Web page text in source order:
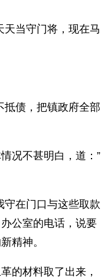
天当守门将，现在马
抵债，把镇政府全部
况不甚明白，道：”
守在门口与这些取款
公室的电话，说要
精神。
的材料取了出来，